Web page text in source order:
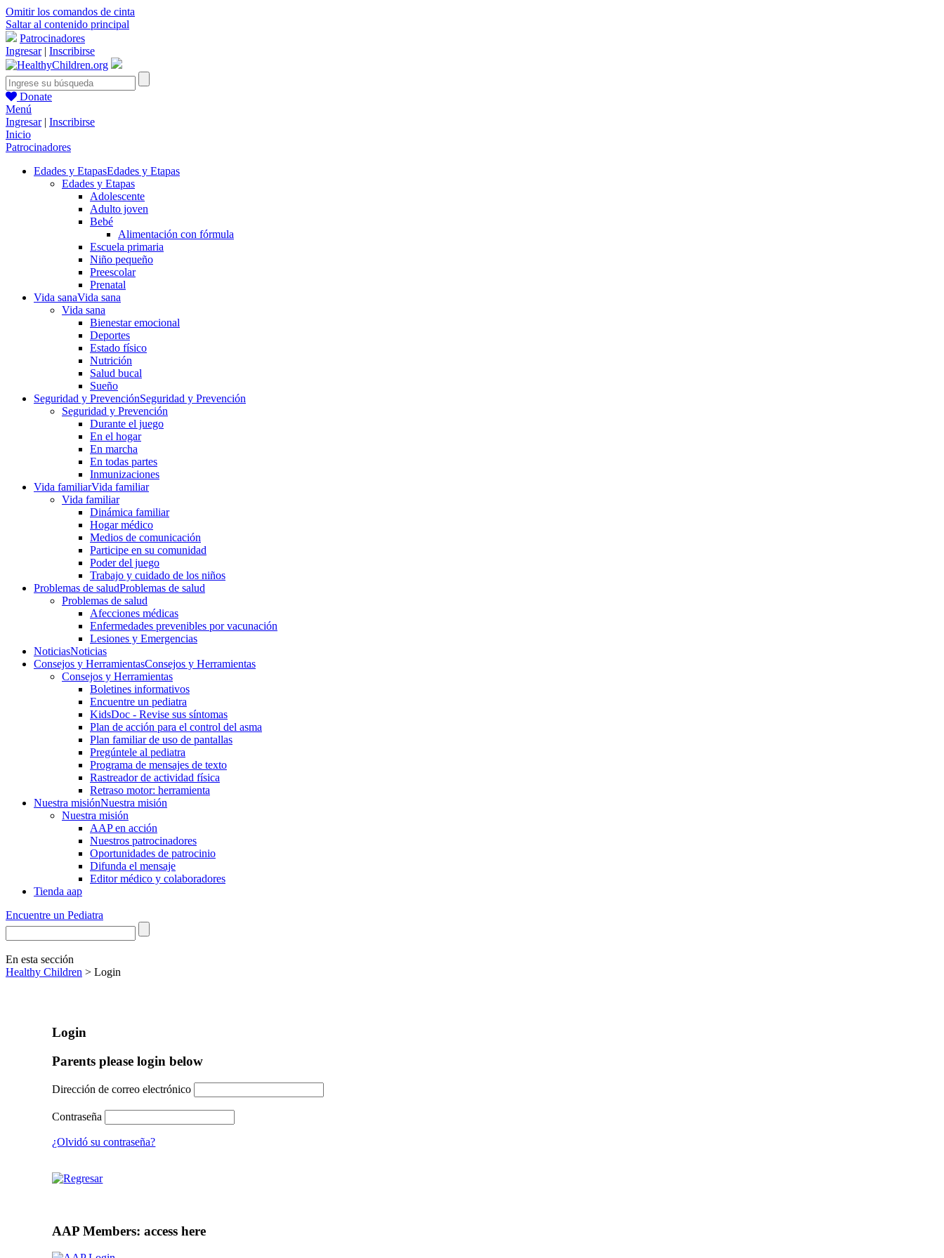
Omitir los comandos de cinta
Saltar al contenido principal
Patrocinadores
Ingresar| Inscribirse
Donate
Menú
Ingresar| Inscribirse
Inicio
Patrocinadores
Edades y EtapasEdades y Etapas
Edades y Etapas
Adolescente
Adulto joven
Bebé
Alimentación con fórmula
Escuela primaria
Niño pequeño
Preescolar
Prenatal
Vida sanaVida sana
Vida sana
Bienestar emocional
Deportes
Estado físico
Nutrición
Salud bucal
Sueño
Seguridad y PrevenciónSeguridad y Prevención
Seguridad y Prevención
Durante el juego
En el hogar
En marcha
En todas partes
Inmunizaciones
Vida familiarVida familiar
Vida familiar
Dinámica familiar
Hogar médico
Medios de comunicación
Participe en su comunidad
Poder del juego
Trabajo y cuidado de los niños
Problemas de saludProblemas de salud
Problemas de salud
Afecciones médicas
Enfermedades prevenibles por vacunación
Lesiones y Emergencias
NoticiasNoticias
Consejos y HerramientasConsejos y Herramientas
Consejos y Herramientas
Boletines informativos
Encuentre un pediatra
KidsDoc - Revise sus síntomas
Plan de acción para el control del asma
Plan familiar de uso de pantallas
Pregúntele al pediatra
Programa de mensajes de texto
Rastre​​ador de activida​d física
Retraso motor: herramienta
Nuestra misiónNuestra misión
Nuestra misión
AAP en acción
Nuestros patrocinadores
Oportunidades de patrocinio
Difunda el mensaje
Editor médico y colaboradores
Tienda aap
Encuentre un Pediatra
En esta sección
Healthy Children > Login
Login
Parents please login below
Dirección de correo electrónico
Contraseña
¿Olvidó su contraseña?
AAP Members: access here